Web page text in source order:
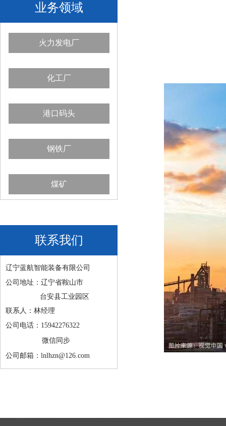
业务领域
火力发电厂
化工厂
港口码头
钢铁厂
煤矿
联系我们
辽宁蓝航智能装备有限公司
公司地址：辽宁省鞍山市
台安县工业园区
联系人：林经理
公司电话：15942276322
微信同步
公司邮箱：lnlhzn@126.com